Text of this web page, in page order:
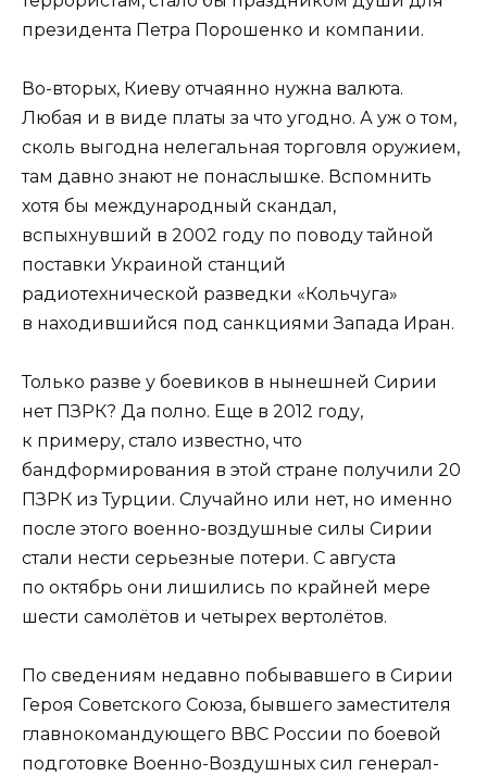
президента Петра Порошенко и компании.
Во-вторых, Киеву отчаянно нужна валюта.
Любая и в виде платы за что угодно. А уж о том,
сколь выгодна нелегальная торговля оружием,
там давно знают не понаслышке. Вспомнить
хотя бы международный скандал,
вспыхнувший в 2002 году по поводу тайной
поставки Украиной станций
радиотехнической разведки «Кольчуга»
в находившийся под санкциями Запада Иран.
Только разве у боевиков в нынешней Сирии
нет ПЗРК? Да полно. Еще в 2012 году,
к примеру, стало известно, что
бандформирования в этой стране получили 20
ПЗРК из Турции. Случайно или нет, но именно
после этого военно-воздушные силы Сирии
стали нести серьезные потери. С августа
по октябрь они лишились по крайней мере
шести самолётов и четырех вертолётов.
По сведениям недавно побывавшего в Сирии
Героя Советского Союза, бывшего заместителя
главнокомандующего ВВС России по боевой
подготовке Военно-Воздушных сил генерал-